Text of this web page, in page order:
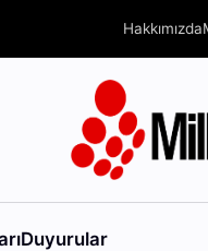
Hakkımızda
Duyurular